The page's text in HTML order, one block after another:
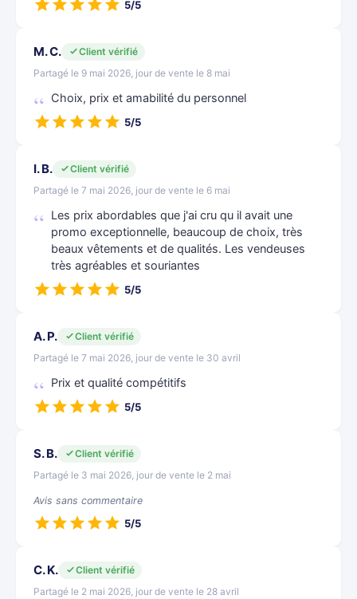
5/5
M. C.
Client vérifié
Partagé le 9 mai 2026, jour de vente le 8 mai
Choix, prix et amabilité du personnel
5/5
I. B.
Client vérifié
Partagé le 7 mai 2026, jour de vente le 6 mai
Les prix abordables que j'ai cru qu il avait une
promo exceptionnelle, beaucoup de choix, très
beaux vêtements et de qualités. Les vendeuses
très agréables et souriantes
5/5
A. P.
Client vérifié
Partagé le 7 mai 2026, jour de vente le 30 avril
Prix et qualité compétitifs
5/5
S. B.
Client vérifié
Partagé le 3 mai 2026, jour de vente le 2 mai
Avis sans commentaire
5/5
C. K.
Client vérifié
Partagé le 2 mai 2026, jour de vente le 28 avril